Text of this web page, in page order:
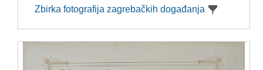
Zbirka fotografija zagrebačkih događanja